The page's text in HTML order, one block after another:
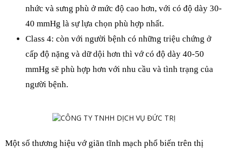
nhức và sưng phù ở mức độ cao hơn, với có độ dày 30-
40 mmHg là sự lựa chọn phù hợp nhất.
Class 4: còn với người bệnh có những triệu chứng ở
cấp độ nặng và dữ dội hơn thì vớ có độ dày 40-50
mmHg sẽ phù hợp hơn với nhu cầu và tình trạng của
người bệnh.
Một số thương hiệu vớ giãn tĩnh mạch phổ biến trên thị